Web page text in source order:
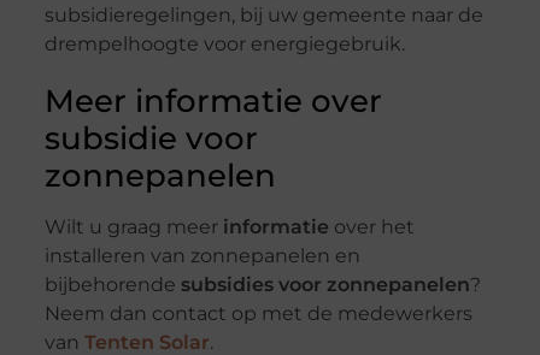
subsidieregelingen, bij uw gemeente naar de
drempelhoogte voor energiegebruik.
Meer informatie over
subsidie voor
zonnepanelen
Wilt u graag meer informatie over het
installeren van zonnepanelen en
bijbehorende subsidies voor zonnepanelen?
Neem dan contact op met de medewerkers
van Tenten Solar.